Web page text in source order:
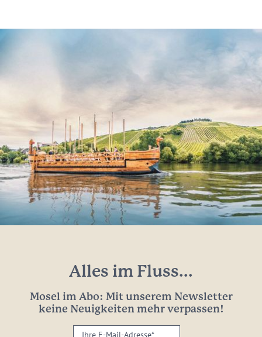
Alles im Fluss...
Mosel im Abo: Mit unserem Newsletter
keine Neuigkeiten mehr verpassen!
Ihre